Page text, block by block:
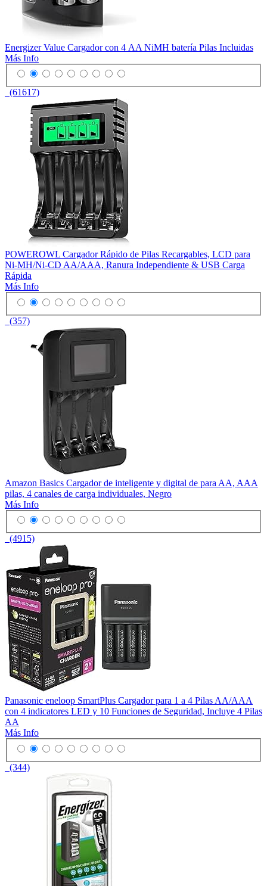
Energizer Value Cargador con 4 AA NiMH batería Pilas Incluidas
Más Info
(61617)
POWEROWL Cargador Rápido de Pilas Recargables, LCD para
Ni-MH/Ni-CD AA/AAA, Ranura Independiente & USB Carga
Rápida
Más Info
(357)
Amazon Basics Cargador de inteligente y digital de para AA, AAA
pilas, 4 canales de carga individuales, Negro
Más Info
(4915)
Panasonic eneloop SmartPlus Cargador para 1 a 4 Pilas AA/AAA
con 4 indicatores LED y 10 Funciones de Seguridad, Incluye 4 Pilas
AA
Más Info
(344)